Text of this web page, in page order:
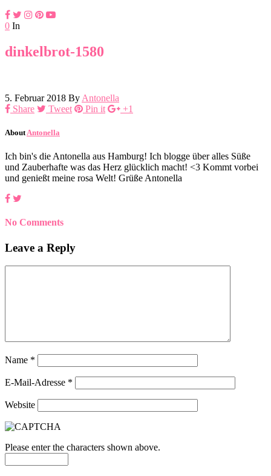
0 In
dinkelbrot-1580
5. Februar 2018 By Antonella
Share
Tweet Pin it +1
About Antonella
Ich bin's die Antonella aus Hamburg! Ich blogge über alles Süße
und Zauberhafte was das Herz glücklich macht! <3 Kommt vorbei
und genießt meine rosa Welt! Grüße Antonella
No Comments
Leave a Reply
Name *
E-Mail-Adresse *
Website
Please enter the characters shown above.